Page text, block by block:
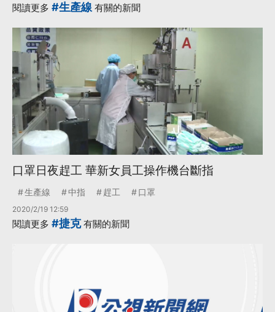
閱讀更多 #生產線有關的新聞
口罩日夜趕工 華新女員工操作機台斷指
生產線 中指 趕工 口罩
2020/2/19 12:59
閱讀更多 #捷克有關的新聞